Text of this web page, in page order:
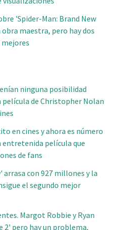
'Spider-Man: Brand New
obra maestra, pero hay dos
mejores
ninguna posibilidad
película de Christopher Nolan
en cines y ahora es número
entretenida película que
de fans
arrasa con 927 millones y la
el segundo mejor
Margot Robbie y Ryan
2' pero hay un problema,